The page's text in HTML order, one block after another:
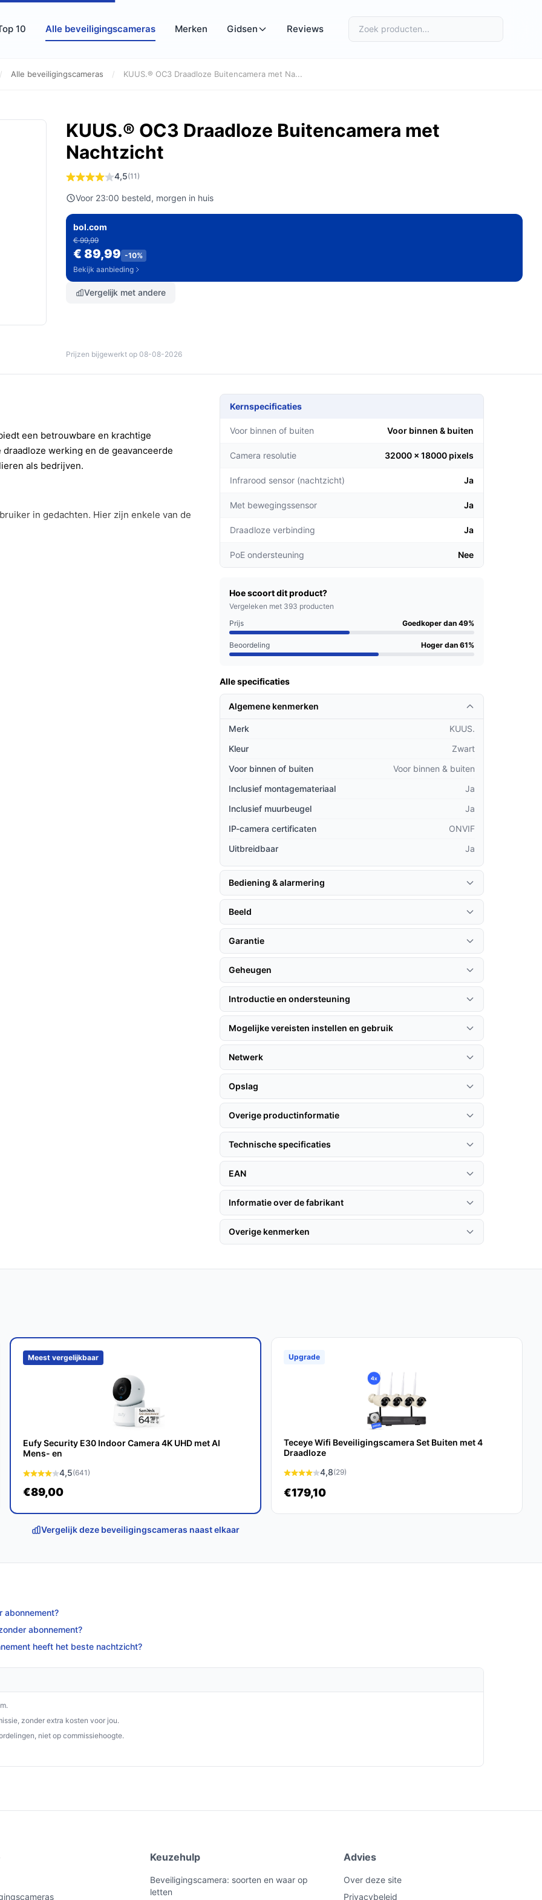
10 Alle beveiligingscameras Merken Gidsen Reviews
/ Alle beveiligingscameras / KUUS.® OC3 Draadloze Buitencamera met Na...
KUUS.® OC3 Draadloze Buitencamera met
Nachtzicht
4,5(11)
Voor 23:00 besteld, morgen in huis
bol.com
€ 99,99
€ 89,99 -10%
Bekijk aanbieding
Vergelijk met andere
Prijzen bijgewerkt op 08-08-2026
een betrouwbare en krachtige
werking en de geavanceerde
als bedrijven.
in gedachten. Hier zijn enkele van de
veilige cloudopslag en
bij andere merken.
betrouwbare en gebruiksvriendelijke
zijn lange batterijduur, slimme functies
heeft voor optimale beveiliging.
Kies bewust
Kernspecificaties
Voor binnen of buiten Voor binnen & buiten
Camera resolutie 32000 x 18000 pixels
Infrarood sensor (nachtzicht) Ja
Met bewegingssensor Ja
Draadloze verbinding Ja
PoE ondersteuning Nee
Hoe scoort dit product?
Vergeleken met 393 producten
Prijs
Goedkoper dan 49%
Beoordeling Hoger dan 61%
Alle specificaties
Algemene kenmerken
Merk
KUUS.
Kleur
Zwart
Voor binnen of buiten
Voor binnen & buiten
Inclusief montagemateriaal
Ja
Inclusief muurbeugel
Ja
IP-camera certificaten
ONVIF
Uitbreidbaar
Ja
Bediening & alarmering
Beeld
Garantie
Geheugen
Introductie en ondersteuning
Mogelijke vereisten instellen en gebruik
Netwerk
Opslag
Overige productinformatie
Technische specificaties
EAN
Informatie over de fabrikant
Overige kenmerken
Meest vergelijkbaar
Eufy Security E30 Indoor Camera 4K UHD met AI
Mens- en
4,5(641)
€89,00
Upgrade
Teceye Wifi Beveiligingscamera Set Buiten met 4
Draadloze
4,8(29)
€179,10
Vergelijk deze beveiligingscameras naast elkaar
abonnement?
abonnement?
heeft het beste nachtzicht?
zonder extra kosten voor jou.
niet op commissiehoogte.
Keuzehulp
Beveiligingscamera: soorten en waar op
letten
Advies
Over deze site
Privacybeleid